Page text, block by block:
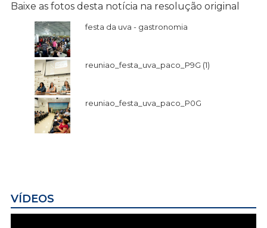
Baixe as fotos desta notícia na resolução original
festa da uva - gastronomia
reuniao_festa_uva_paco_P9G (1)
reuniao_festa_uva_paco_P0G
VÍDEOS